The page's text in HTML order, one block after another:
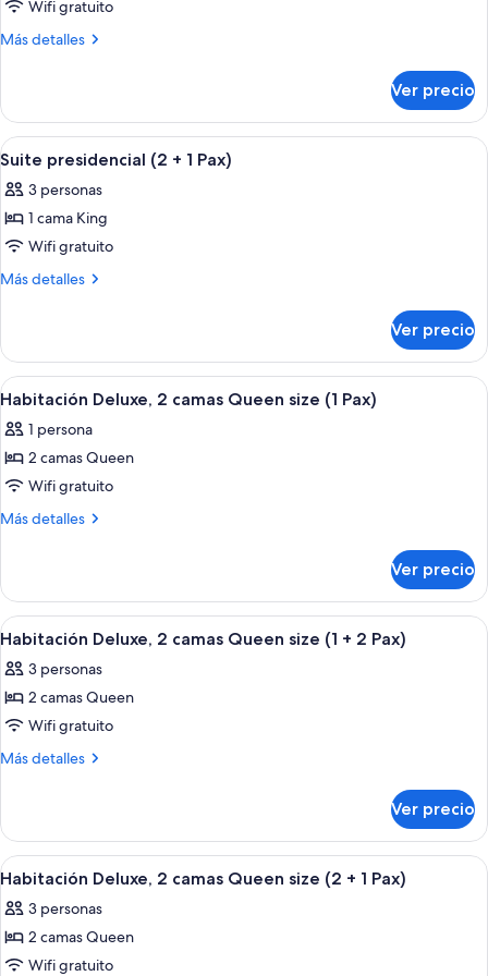
de
Suite
Pax)
Wifi gratuito
Más detalles
Más
presidencial
(1
Pax)
Ver precio
Abrir
todas
las
fotos
de
Suite
+
Pax)
Regadera, regadera tipo lluvia,
6
Suite presidencial (2 + 1 Pax)
3 personas
1 cama King
Wifi gratuito
Más detalles
Más
presidencial
(2
+
Pax)
Ver precio
Abrir
todas
las
fotos
de
Habitación
camas
Queen
size
(1
Pax)
Una habitación de hotel con dos
4
Habitación Deluxe, 2 camas Queen size (1 Pax)
1 persona
2 camas Queen
Wifi gratuito
Más detalles
Más
Deluxe,
camas
size
(1
Ver precio
Abrir
todas
las
fotos
de
Habitación
camas
Queen
size
(1
+
2
Una habitación de hotel con dos
4
Habitación Deluxe, 2 camas Queen size (1 + 2 Pax)
3 personas
2 camas Queen
Wifi gratuito
Más detalles
Más
Deluxe,
camas
size
(1
Ver precio
Abrir
todas
las
fotos
de
Una habitación de hotel con dos
4
Habitación Deluxe, 2 camas Queen size (2 + 1 Pax)
3 personas
2 camas Queen
Wifi gratuito